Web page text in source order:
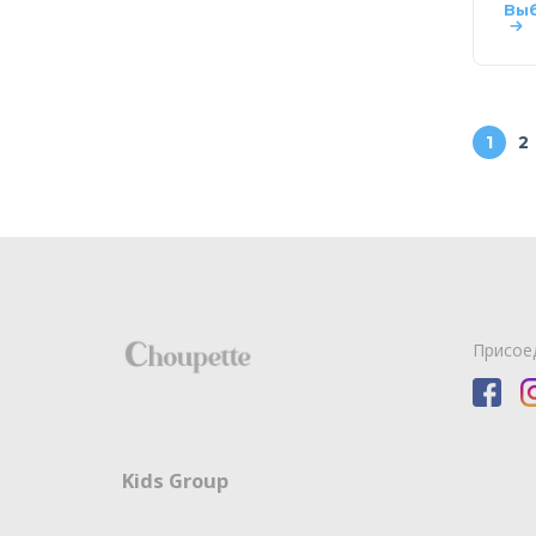
1 2
Kids Group